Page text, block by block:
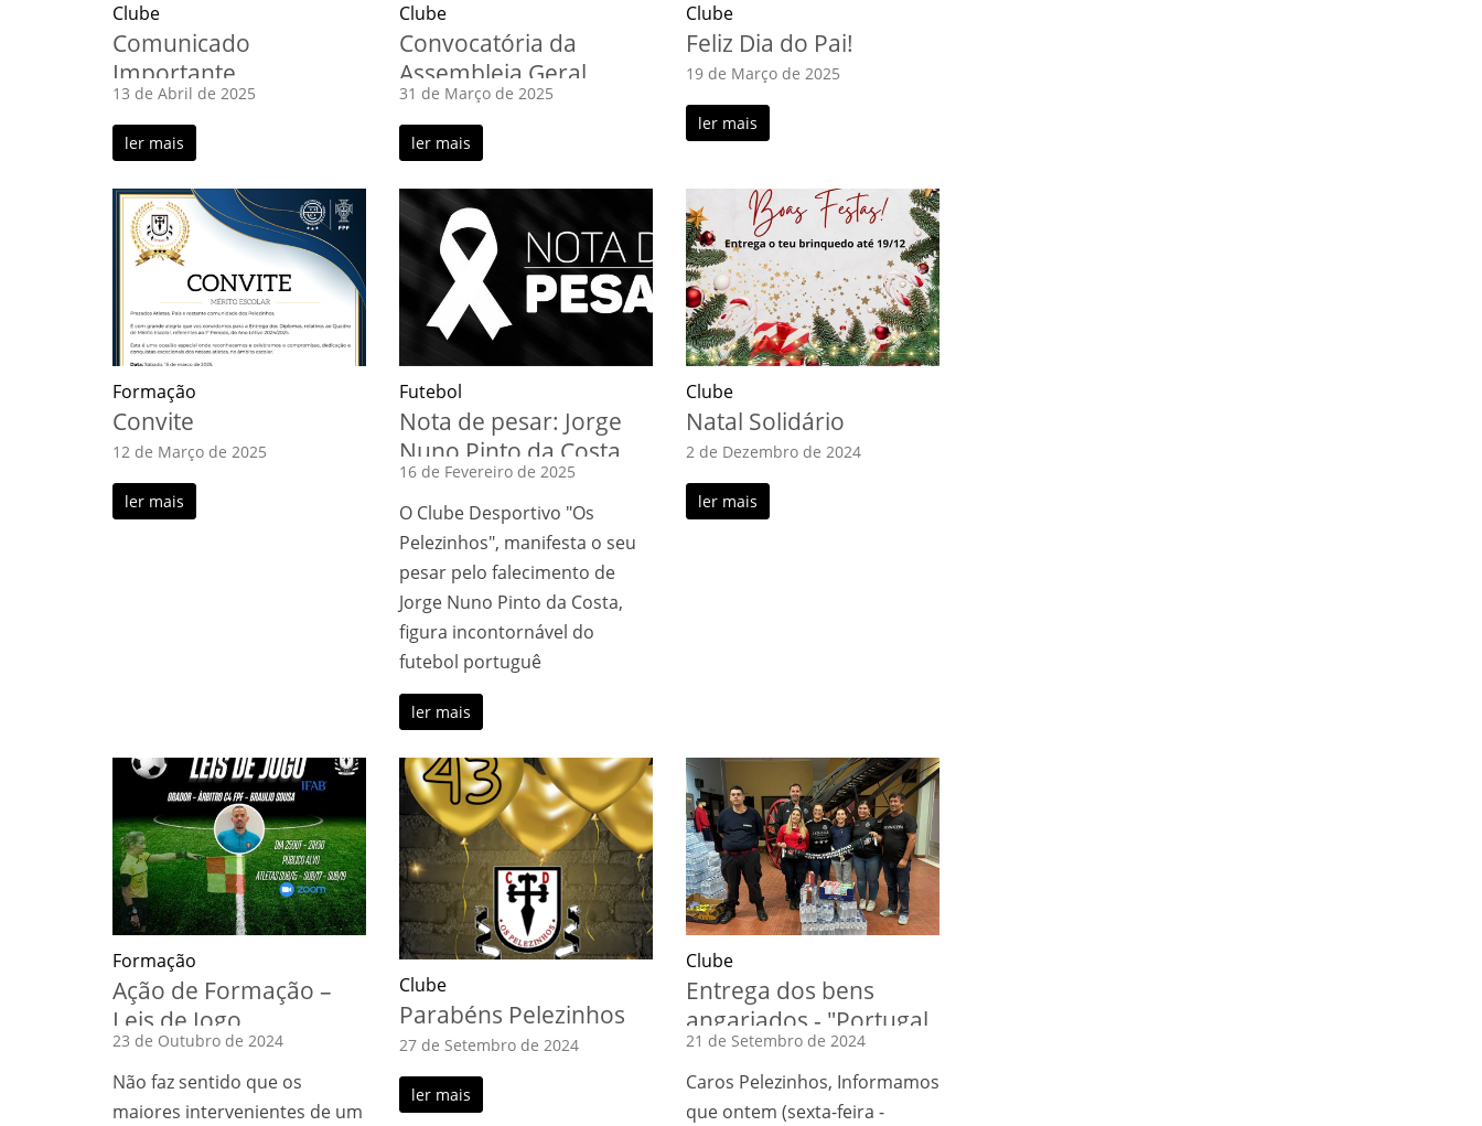
Clube
Comunicado
Importante
13 de Abril de 2025
ler mais
Clube
Convocatória da
Assembleia Geral
31 de Março de 2025
ler mais
Clube
Feliz Dia do Pai!
19 de Março de 2025
ler mais
Formação
Convite
12 de Março de 2025
ler mais
Futebol
Nota de pesar: Jorge
Nuno Pinto da Costa
16 de Fevereiro de 2025
O Clube Desportivo "Os
Pelezinhos", manifesta o seu
pesar pelo falecimento de
Jorge Nuno Pinto da Costa,
figura incontornável do
futebol portuguê
ler mais
Clube
Natal Solidário
2 de Dezembro de 2024
ler mais
Formação
Ação de Formação –
Leis de Jogo
23 de Outubro de 2024
Não faz sentido que os
maiores intervenientes de um
Clube
Parabéns Pelezinhos
27 de Setembro de 2024
ler mais
Clube
Entrega dos bens
angariados - "Portugal
está em chamas!"
21 de Setembro de 2024
Caros Pelezinhos, Informamos
que ontem (sexta-feira -